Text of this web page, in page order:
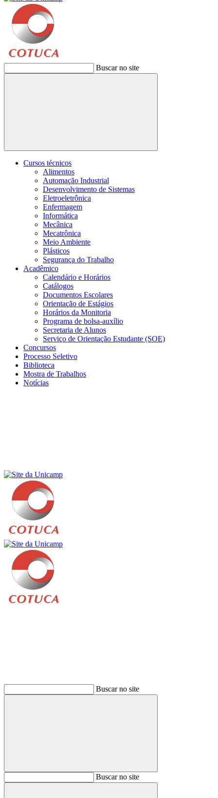
Buscar no site
Buscar
Cursos técnicos
Alimentos
Automação Industrial
Desenvolvimento de Sistemas
Eletroeletrônica
Enfermagem
Informática
Mecânica
Mecatrônica
Meio Ambiente
Plásticos
Segurança do Trabalho
Acadêmico
Calendário e Horários
Catálogos
Documentos Escolares
Orientação de Estágios
Horários da Monitoria
Programa de bolsa-auxílio
Secretaria de Alunos
Serviço de Orientação Estudante (SOE)
Concursos
Processo Seletivo
Biblioteca
Mostra de Trabalhos
Notícias
Buscar no site
BuscarBuscar no site